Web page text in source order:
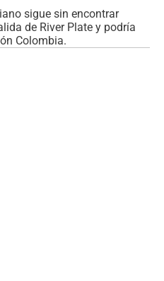
sigue sin encontrar
de River Plate y podría
Colombia.